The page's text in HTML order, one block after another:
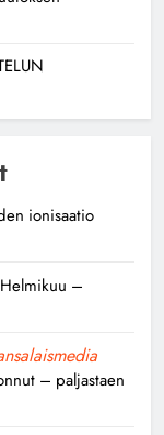
ago
ionisaatio
–
– paljastaen